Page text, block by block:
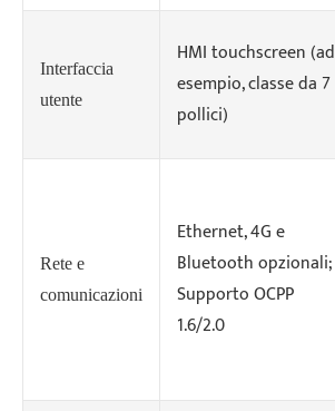
Interfaccia
utente
HMI touchscreen (ad
esempio, classe da 7
pollici)
Rete e
comunicazioni
Ethernet, 4G e
Bluetooth opzionali;
Supporto OCPP
1.6/2.0